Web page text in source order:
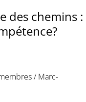
des chemins :
/Marc-